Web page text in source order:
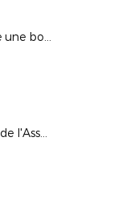
La Ligue vous souhaite une bonne année !
Regardez le clip bilan de l'Assemblée Générale du centenaire